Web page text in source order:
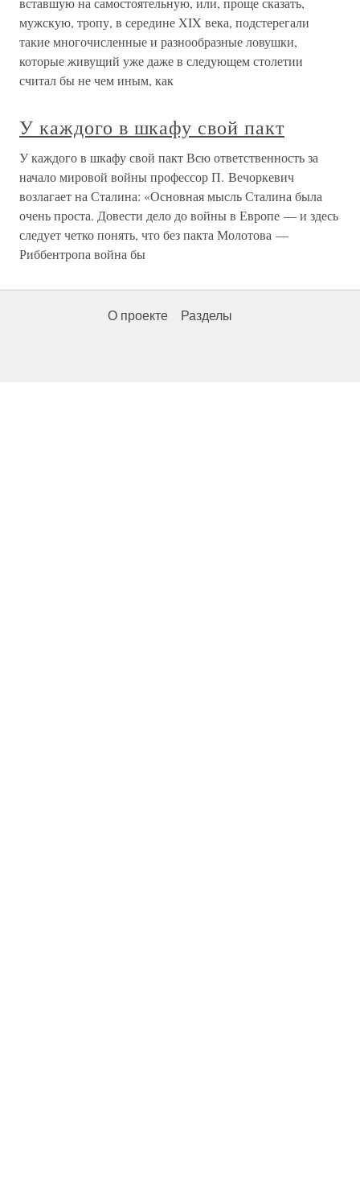
мужскую, тропу, в середине XIX века, подстерегали
такие многочисленные и разнообразные ловушки,
которые живущий уже даже в следующем столетии
считал бы не чем иным, как
У каждого в шкафу свой пакт
У каждого в шкафу свой пакт Всю ответственность за
начало мировой войны профессор П. Вечоркевич
возлагает на Сталина: «Основная мысль Сталина была
очень проста. Довести дело до войны в Европе — и здесь
следует четко понять, что без пакта Молотова —
Риббентропа война бы
О проекте Разделы